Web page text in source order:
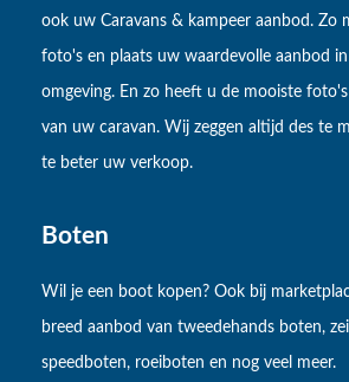
ook uw Caravans & kampeer aanbod. Zo
foto's en plaats uw waardevolle aanbod
omgeving. En zo heeft u de mooiste
van uw caravan. Wij zeggen altijd des te
te beter uw verkoop.
Boten
Wil je een boot kopen? Ook bij
breed aanbod van tweedehands boten,
speedboten, roeiboten en nog veel meer.